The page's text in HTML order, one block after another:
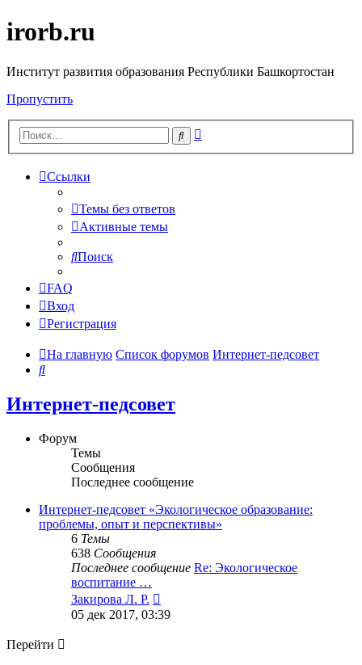
irorb.ru
Институт развития образования Республики Башкортостан
Пропустить
Поиск
Ссылки
Темы без ответов
Активные темы
Поиск
FAQ
Вход
Регистрация
На главную Список форумов Интернет-педсовет
Поиск
Интернет-педсовет
Форум
Темы
Сообщения
Последнее сообщение
Интернет-педсовет «Экологическое образование:
проблемы, опыт и перспективы»
6 Темы
638 Сообщения
Последнее сообщение Re: Экологическое
воспитание …
Закирова Л. Р.
к
05 дек 2017, 03:39
Перейти